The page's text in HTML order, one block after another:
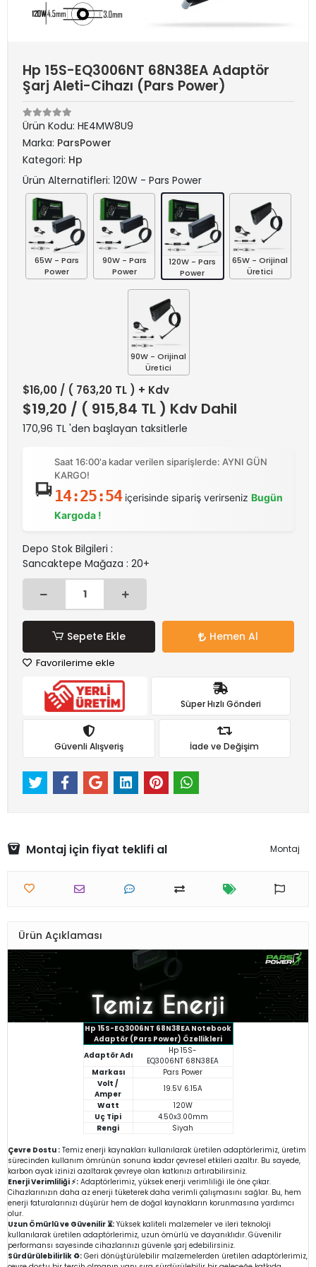
Hp 15S-EQ3006NT 68N38EA Adaptör
Şarj Aleti-Cihazı (Pars Power)
Ürün Kodu: HE4MW8U9
Marka: ParsPower
Kategori: Hp
Ürün Alternatifleri: 120W - Pars Power
65W - Pars
Power
90W - Pars
Power
120W - Pars
Power
65W - Orijinal
Üretici
90W - Orijinal
Üretici
$16,00 / ( 763,20 TL ) + Kdv
$19,20 / ( 915,84 TL ) Kdv Dahil
170,96 TL 'den başlayan taksitlerle
Saat 16:00'a kadar verilen siparişlerde: AYNI GÜN
KARGO!
14:25:54içerisinde sipariş verirseniz Bugün
Kargoda !
Depo Stok Bilgileri :
Sancaktepe Mağaza : 20+
Sepete Ekle Hemen Al
Favorilerime ekle
Süper Hızlı Gönderi
Güvenli Alışveriş İade ve Değişim
Montaj için fiyat teklifi al Montaj
Ürün Açıklaması
Hp 15S-EQ3006NT 68N38EA Notebook
Adaptör (Pars Power) Özellikleri
Adaptör Adı
Hp 15S-
EQ3006NT 68N38EA
Markası
Pars Power
Volt /
Amper
19.5V 6.15A
Watt
120W
Uç Tipi
4.50x3.00mm
Rengi
Siyah
Çevre Dostu : Temiz enerji kaynakları kullanılarak üretilen adaptörlerimiz, üretim
sürecinden kullanım ömrünün sonuna kadar çevresel etkileri azaltır. Bu sayede,
karbon ayak izinizi azaltarak çevreye olan katkınızı artırabilirsiniz.
Enerji Verimliliği ⚡: Adaptörlerimiz, yüksek enerji verimliliği ile öne çıkar.
Cihazlarınızın daha az enerji tüketerek daha verimli çalışmasını sağlar. Bu, hem
enerji faturalarınızı düşürür hem de doğal kaynakların korunmasına yardımcı
olur.
Uzun Ömürlü ve Güvenilir ⏳: Yüksek kaliteli malzemeler ve ileri teknoloji
kullanılarak üretilen adaptörlerimiz, uzun ömürlü ve dayanıklıdır. Güvenilir
performansı sayesinde cihazlarınızı güvenle şarj edebilirsiniz.
Sürdürülebilirlik ♻️: Geri dönüştürülebilir malzemelerden üretilen adaptörlerimiz,